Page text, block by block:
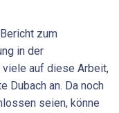
zum
in der
auf diese Arbeit,
Dubach an. Da noch
seien, könne